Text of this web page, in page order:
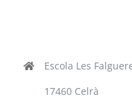
Escola Les
17460 Celrà